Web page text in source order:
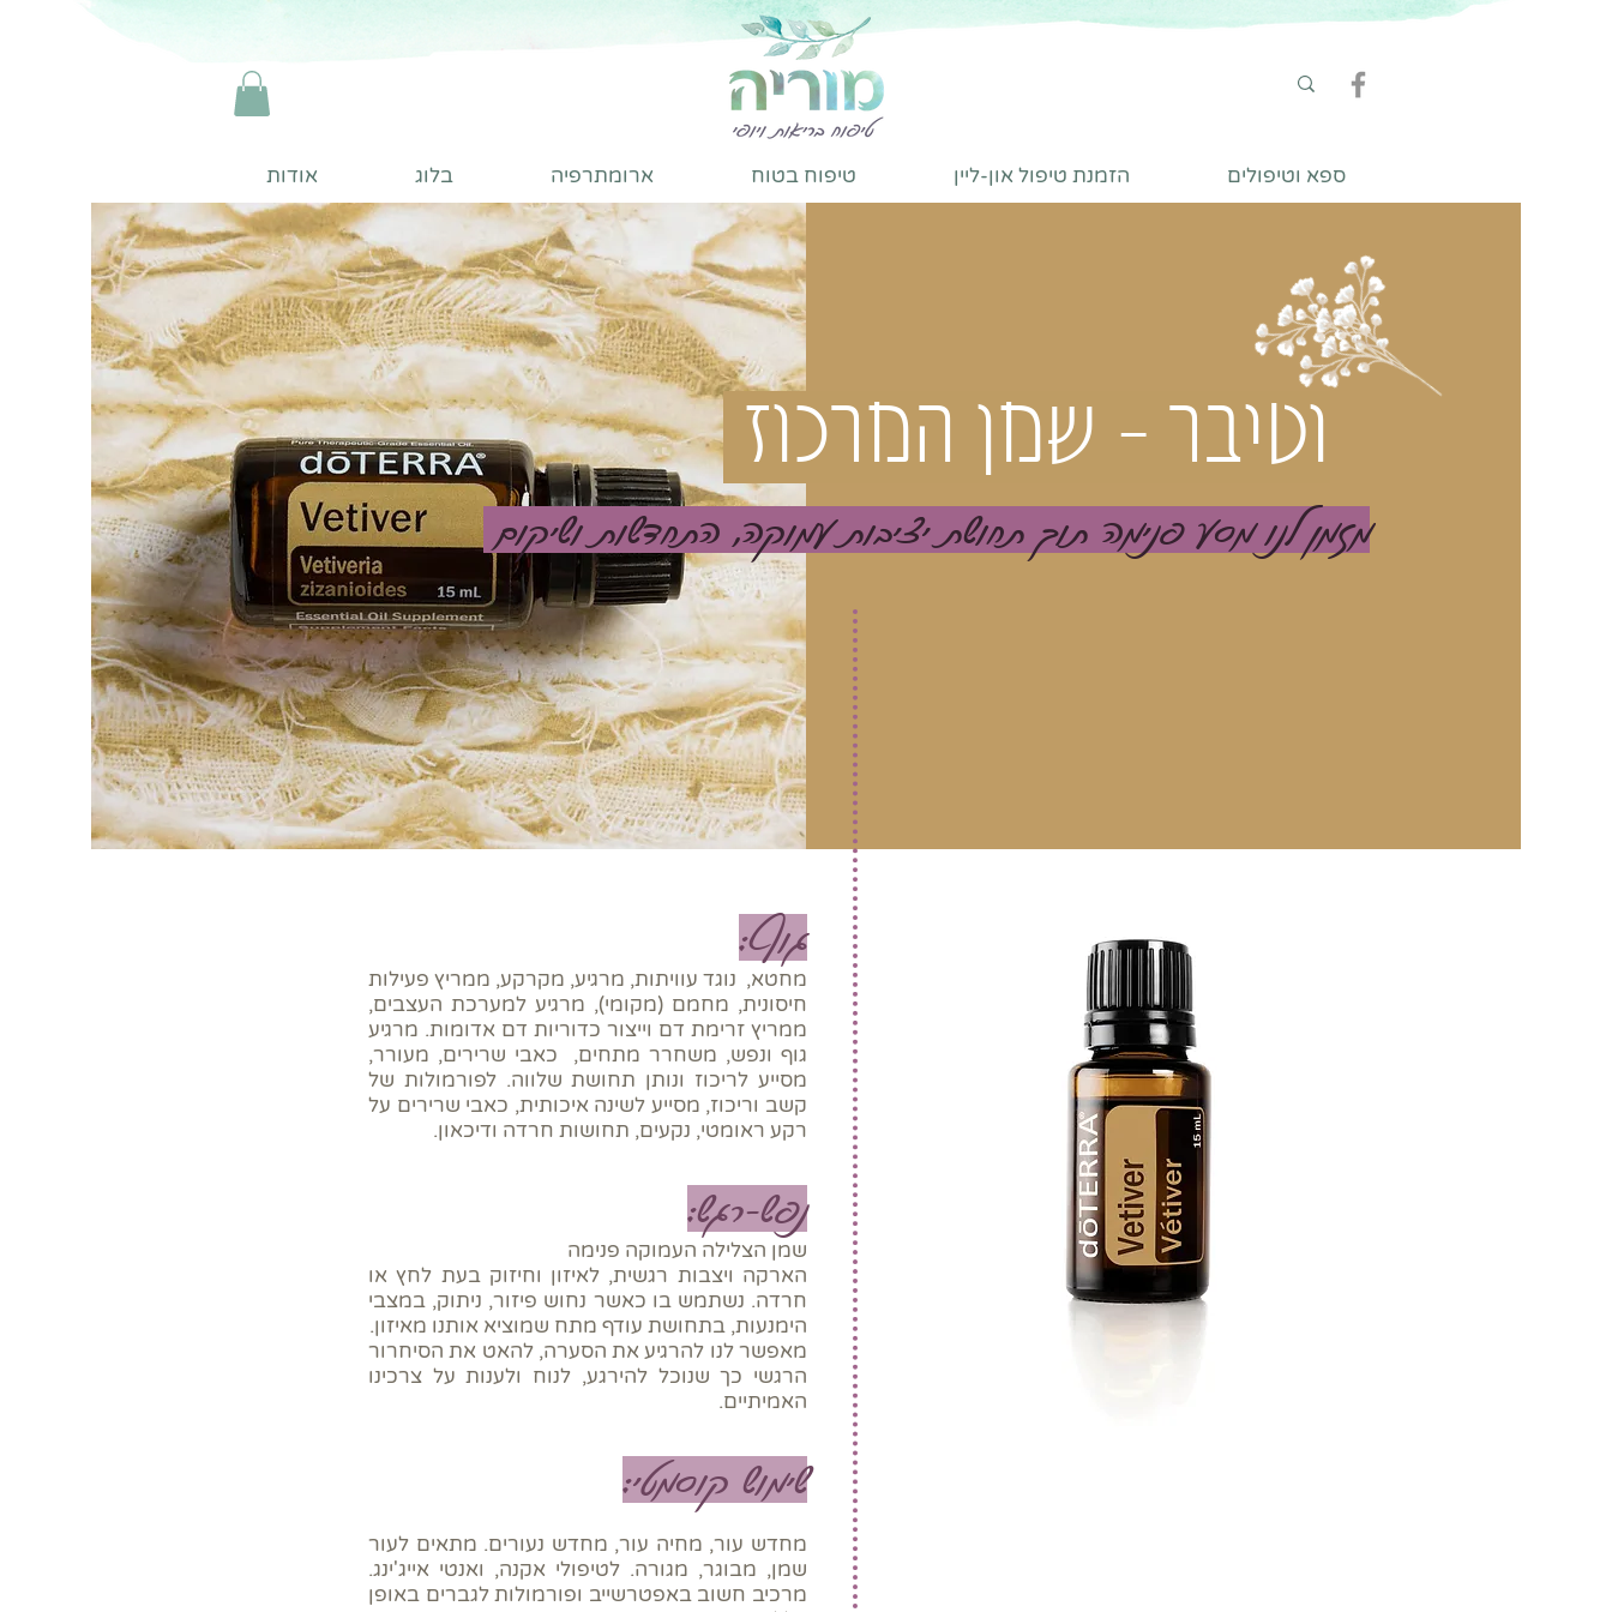
ספא וטיפולים הזמנת טיפול און-ליין טיפוח בטוח ארומתרפיה בלוג אודות
מזמן לנו מסע פנימה תוך תחושת יציבות עמוקה, התחדשות ושיקום
וטיבר - שמן המרכוז
גוף:
מחטא, נוגד עוויתות, מרגיע, מקרקע, ממריץ פעילות
חיסונית, מחמם (מקומי), מרגיע למערכת העצבים,
ממריץ זרימת דם וייצור כדוריות דם אדומות. מרגיע
גוף ונפש, משחרר מתחים, כאבי שרירים, מעורר,
מסייע לריכוז ונותן תחושת שלווה. לפורמולות של
קשב וריכוז, מסייע לשינה איכותית, כאבי שרירים על
רקע ראומטי, נקעים, תחושות חרדה ודיכאון.
נפש-רגש:
שמן הצלילה העמוקה פנימה
הארקה ויצבות רגשית, לאיזון וחיזוק בעת לחץ או
חרדה. נשתמש בו כאשר נחוש פיזור, ניתוק, במצבי
הימנעות, בתחושת עודף מתח שמוציא אותנו מאיזון.
מאפשר לנו להרגיע את הסערה, להאט את הסיחרור
הרגשי כך שנוכל להירגע, לנוח ולענות על צרכינו
האמיתיים.
שימוש קוסמטי:
מחדש עור, מחיה עור, מחדש נעורים. מתאים לעור
שמן, מבוגר, מגורה. לטיפולי אקנה, ואנטי אייג'ינג.
מרכיב חשוב באפטרשייב ופורמולות לגברים באופן